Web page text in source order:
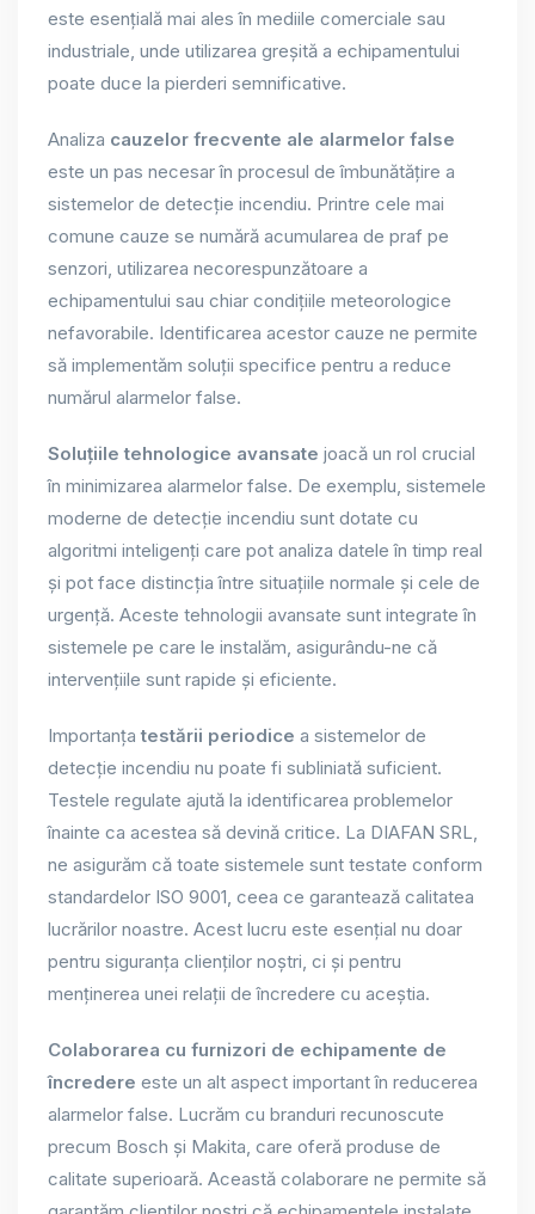
este esențială mai ales în mediile comerciale sau
industriale, unde utilizarea greșită a echipamentului
poate duce la pierderi semnificative.
Analiza cauzelor frecvente ale alarmelor false
este un pas necesar în procesul de îmbunătățire a
sistemelor de detecție incendiu. Printre cele mai
comune cauze se numără acumularea de praf pe
senzori, utilizarea necorespunzătoare a
echipamentului sau chiar condițiile meteorologice
nefavorabile. Identificarea acestor cauze ne permite
să implementăm soluții specifice pentru a reduce
numărul alarmelor false.
Soluțiile tehnologice avansate joacă un rol crucial
în minimizarea alarmelor false. De exemplu, sistemele
moderne de detecție incendiu sunt dotate cu
algoritmi inteligenți care pot analiza datele în timp real
și pot face distincția între situațiile normale și cele de
urgență. Aceste tehnologii avansate sunt integrate în
sistemele pe care le instalăm, asigurându-ne că
intervențiile sunt rapide și eficiente.
Importanțatestării periodice a sistemelor de
detecție incendiu nu poate fi subliniată suficient.
Testele regulate ajută la identificarea problemelor
înainte ca acestea să devină critice. La DIAFAN SRL,
ne asigurăm că toate sistemele sunt testate conform
standardelor ISO 9001, ceea ce garantează calitatea
lucrărilor noastre. Acest lucru este esențial nu doar
pentru siguranța clienților noștri, ci și pentru
menținerea unei relații de încredere cu aceștia.
Colaborarea cu furnizori de echipamente de
încredere este un alt aspect important în reducerea
alarmelor false. Lucrăm cu branduri recunoscute
precum Bosch și Makita, care oferă produse de
calitate superioară. Această colaborare ne permite să